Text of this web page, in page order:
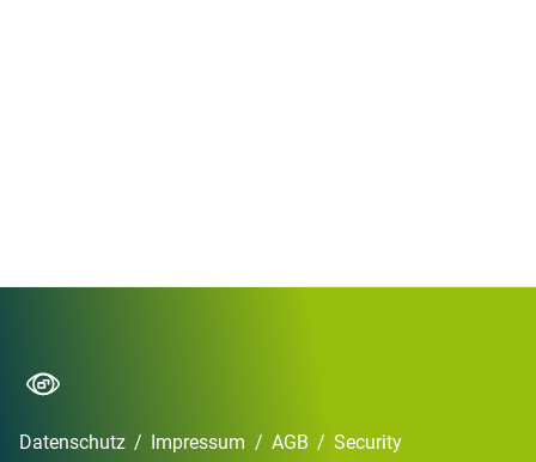
Datenschutz / Impressum / AGB / Security